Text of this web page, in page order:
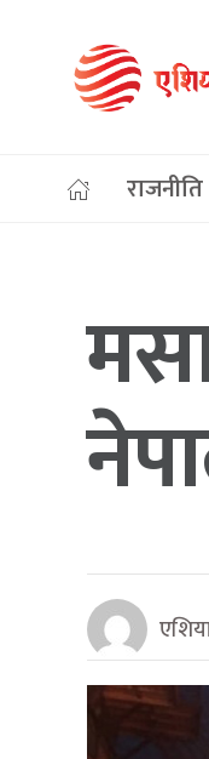
राजनीति